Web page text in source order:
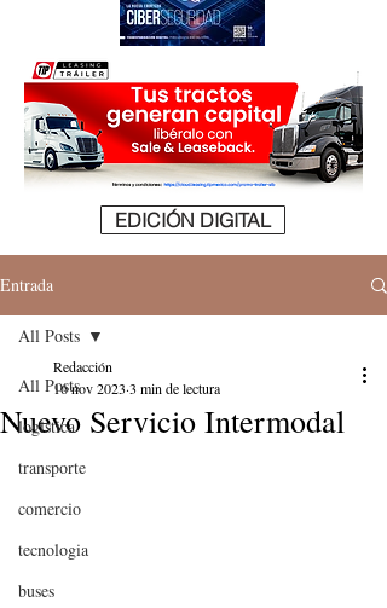
EDICIÓN DIGITAL
Entrada
All Posts
logistica
transporte
comercio
tecnologia
buses
All Posts
Nuevo Servicio Intermodal
Redacción
16 nov 2023 3 min de lectura